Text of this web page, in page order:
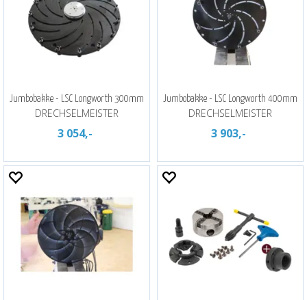
Jumbobakke - LSC Longworth 300mm
DRECHSELMEISTER
3 054,-
Jumbobakke - LSC Longworth 400mm
DRECHSELMEISTER
3 903,-